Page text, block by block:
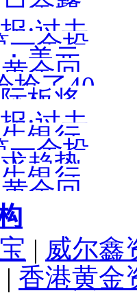
金市
金白
相关
金鹭
黄金
:过去
价格
大事
一金投
论坛
美元
金白
相关
金回
年走
抢了40
饰[图]
板将
币定
:过去
价格
大事
银行
贵金
上交
一金投
论坛
趋势
全文
银行
贵金
易业
题解
金回
年走
| 威尔鑫
| 香港黄金